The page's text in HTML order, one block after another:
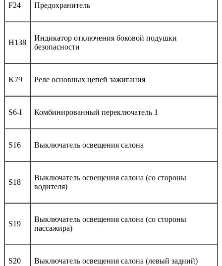
F24 Предохранитель
H138
Индикатор отключения боковой подушки
безопасности
K79 Реле основных цепей зажигания
S6-I Комбинированный переключатель 1
S16 Выключатель освещения салона
S18
Выключатель освещения салона (со стороны
водителя)
S19
Выключатель освещения салона (со стороны
пассажира)
S20 Выключатель освещения салона (левый задний)